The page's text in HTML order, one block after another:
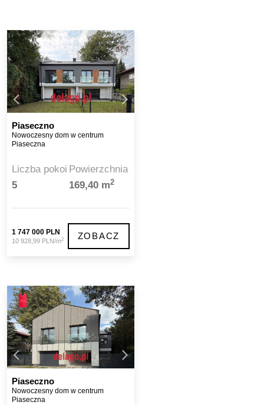
Piaseczno
Nowoczesny dom w centrum
Piaseczna
Liczba pokoi
5
Powierzchnia
169,40 m2
1 747 000 PLN
10 928,99 PLN/m2 ZOBACZ
Piaseczno
Nowoczesny dom w centrum
Piaseczna